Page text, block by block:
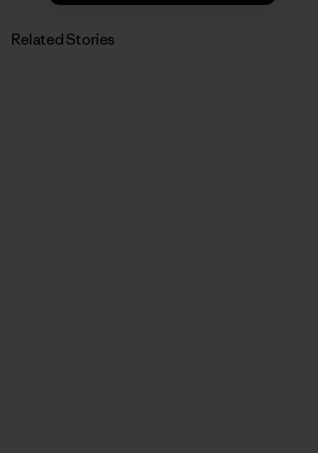
Related Stories